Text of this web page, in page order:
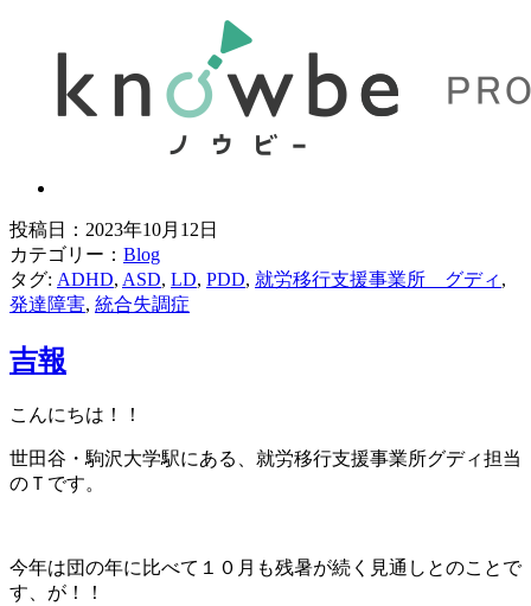
ブ
ロ
グ
投稿日：2023年10月12日
カテゴリー： Blog
タグ: ADHD, ASD, LD, PDD, 就労移行支援事業所 グディ ,
発達障害, 統合失調症
吉報
こんにちは！！
世田谷・駒沢大学駅にある、就労移行支援事業所グディ担当
のＴです。
今年は団の年に比べて１０月も残暑が続く見通しとのことで
す、が！！